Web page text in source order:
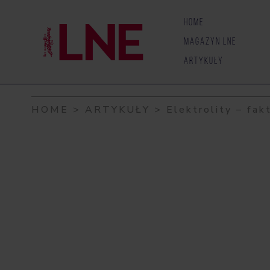
HOME
MAGAZYN LNE
ARTYKUŁY
HOME > ARTYKUŁY > Elektrolity –